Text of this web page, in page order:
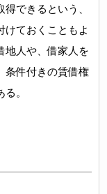
できるという、
けておくこともよ
地人や、借家人を
条件付きの賃借権
。